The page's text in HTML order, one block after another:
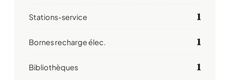
Stations-service 1
Bornes recharge élec. 1
Bibliothèques 1